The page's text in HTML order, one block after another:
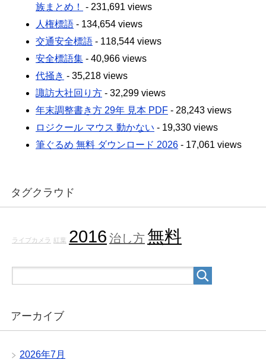
族まとめ！
- 231,691 views
人権標語 - 134,654 views
交通安全標語 - 118,544 views
安全標語集 - 40,966 views
代掻き - 35,218 views
諏訪大社回り方 - 32,299 views
年末調整書き方 29年 見本 PDF - 28,243 views
ロジクール マウス 動かない - 19,330 views
筆ぐるめ 無料 ダウンロード 2026 - 17,061 views
タグクラウド
ライブカメラ 紅葉 2016 治し方無料
アーカイブ
2026年7月